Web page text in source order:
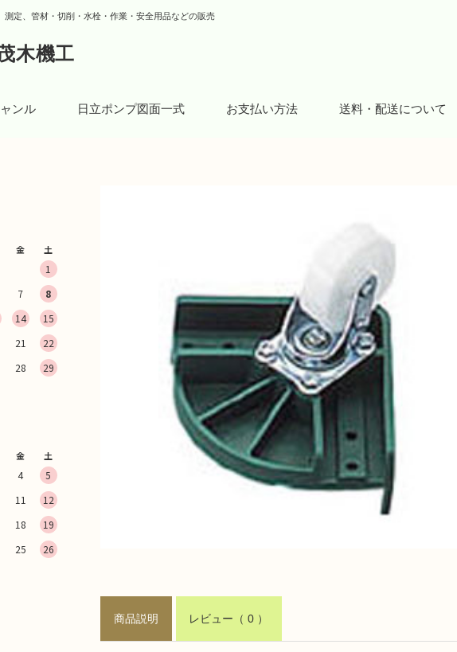
定、管材・切削・水栓・作業・安全用品などの販売
木機工
ンル 日立ポンプ図面一式 お支払い方法 送料・配送について
商品説明 レビュー （ 0 ）
金 土
1
7
8
14
15
21
22
28
29
金 土
4
5
11
12
18
19
25
26